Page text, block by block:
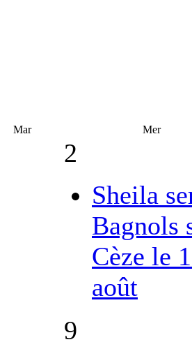
Mar Mer
2
Sheila
Bagnols
Cèze le
août
9